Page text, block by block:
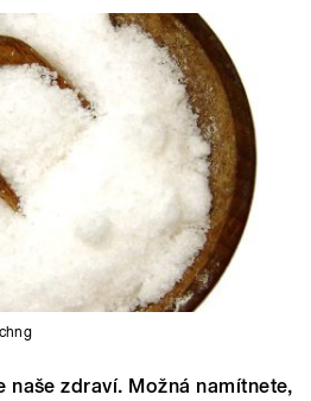
zdraví. Možná namítnete,